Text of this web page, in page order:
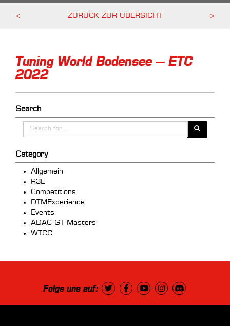
< ZURÜCK ZUR ÜBERSICHT >
Tuning World Bodensee – ETC
2022
Search
Category
Allgemein
R3E
Competitions
DTMExperience
Events
ADAC GT Masters
WTCC
Folge uns auf: